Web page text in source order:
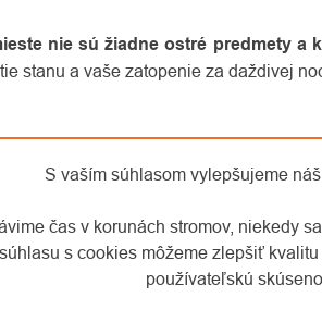
S vaším súhlasom vylepšujeme
čas v korunách stromov, niekedy
s cookies môžeme zlepšiť
používateľskú
nie sú žiadne ostré predmety a
stanu a vaše zatopenie za daždivej